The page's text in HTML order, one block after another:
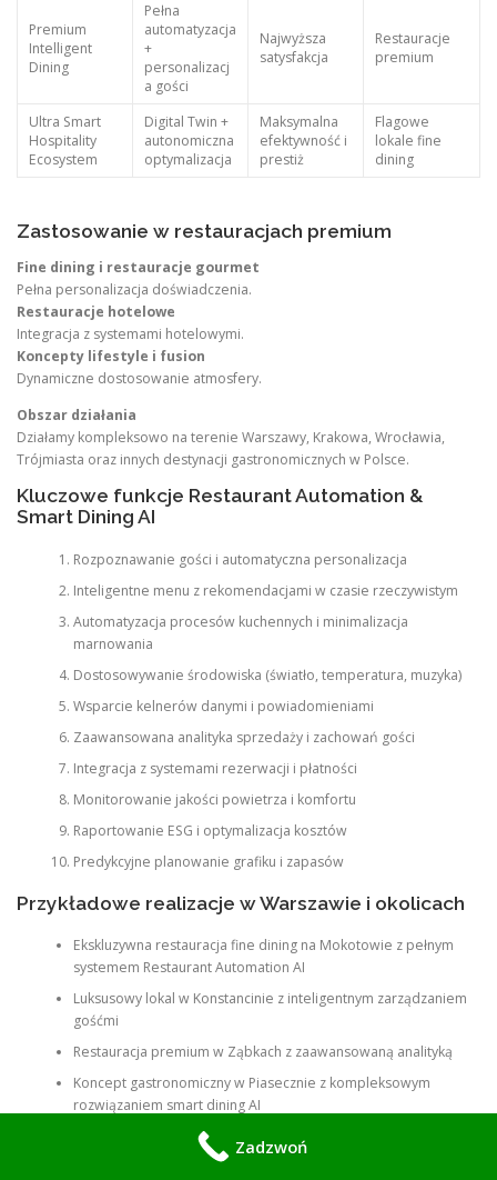
Premium
Intelligent
Dining
Pełna
automatyzacja
+
personalizacj
a gości
Najwyższa
satysfakcja
Restauracje
premium
Ultra Smart
Hospitality
Ecosystem
Digital Twin +
autonomiczna
optymalizacja
Maksymalna
efektywność i
prestiż
Flagowe
lokale fine
dining
Zastosowanie w restauracjach premium
Fine dining i restauracje gourmet
Pełna personalizacja doświadczenia.
Restauracje hotelowe
Integracja z systemami hotelowymi.
Koncepty lifestyle i fusion
Dynamiczne dostosowanie atmosfery.
Obszar działania
Działamy kompleksowo na terenie Warszawy, Krakowa, Wrocławia,
Trójmiasta oraz innych destynacji gastronomicznych w Polsce.
Kluczowe funkcje Restaurant Automation &
Smart Dining AI
Rozpoznawanie gości i automatyczna personalizacja
Inteligentne menu z rekomendacjami w czasie rzeczywistym
Automatyzacja procesów kuchennych i minimalizacja
marnowania
Dostosowywanie środowiska (światło, temperatura, muzyka)
Wsparcie kelnerów danymi i powiadomieniami
Zaawansowana analityka sprzedaży i zachowań gości
Integracja z systemami rezerwacji i płatności
Monitorowanie jakości powietrza i komfortu
Raportowanie ESG i optymalizacja kosztów
Predykcyjne planowanie grafiku i zapasów
Przykładowe realizacje w Warszawie i okolicach
Ekskluzywna restauracja fine dining na Mokotowie z pełnym
systemem Restaurant Automation AI
Luksusowy lokal w Konstancinie z inteligentnym zarządzaniem
gośćmi
Restauracja premium w Ząbkach z zaawansowaną analityką
Koncept gastronomiczny w Piasecznie z kompleksowym
rozwiązaniem smart dining AI
FAQ – Najczęściej zadawane pytania
Zadzwoń